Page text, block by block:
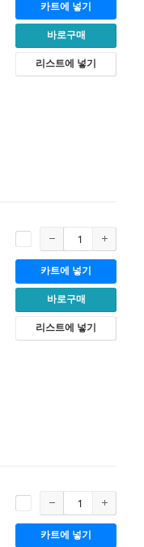
카트에 넣기
바로구매
리스트에 넣기
카트에 넣기
바로구매
리스트에 넣기
카트에 넣기